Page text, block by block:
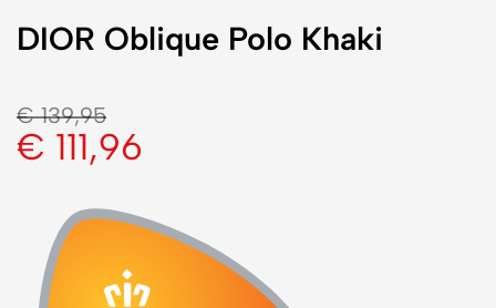
DIOR Oblique Polo Khaki
€139,95
€ 111,96